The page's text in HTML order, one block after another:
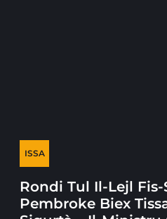
ISSA
Rondi Tul Il-Lejl Fis-
Pembroke Biex